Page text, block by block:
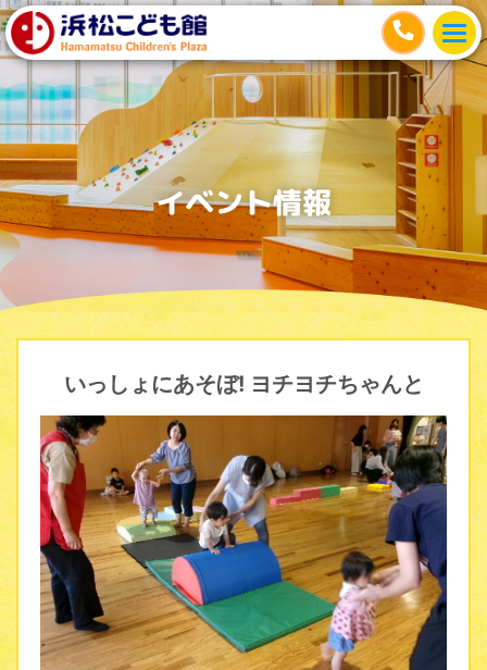
イベント情報
いっしょにあそぼ! ヨチヨチちゃんと